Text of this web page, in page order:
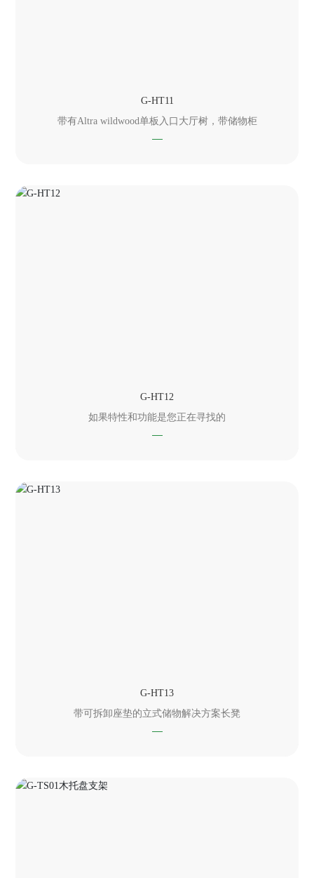
G-HT11
带有Altra wildwood单板入口大厅树，带储物柜
G-HT12
如果特性和功能是您正在寻找的
G-HT13
带可拆卸座垫的立式储物解决方案长凳